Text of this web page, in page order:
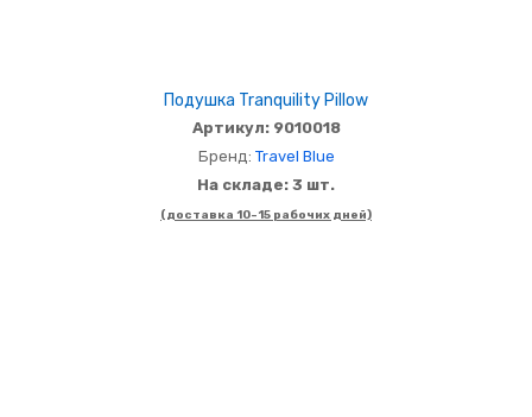
Подушка Tranquility Pillow
Артикул: 9010018
Бренд: Travel Blue
На складе: 3 шт.
(доставка 10-15 рабочих дней)